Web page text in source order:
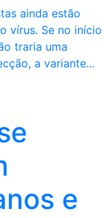
ainda estão
vírus. Se no início
traria uma
a variante...
e